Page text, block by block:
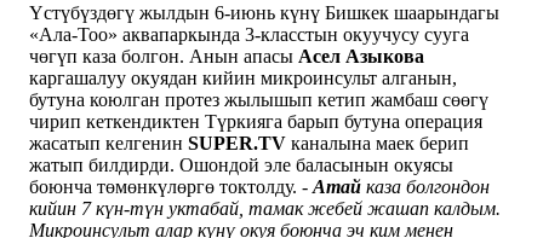
Үстүбүздөгү жылдын 6-июнь күнү Бишкек шаарындагы
«Ала-Тоо» аквапаркында 3-класстын окуучусу сууга
чөгүп каза болгон. Анын апасы Асел Азыкова
каргашалуу окуядан кийин микроинсульт алганын,
бутуна коюлган протез жылышып кетип жамбаш сөөгү
чирип кеткендиктен Түркияга барып бутуна операция
жасатып келгенин SUPER.TV каналына маек берип
жатып билдирди. Ошондой эле баласынын окуясы
боюнча төмөнкүлөргө токтолду. - Атай каза болгондон
кийин 7 күн-түн уктабай, тамак жебей жашап калдым.
Микроинсульт алар күнү окуя боюнча эч ким менен